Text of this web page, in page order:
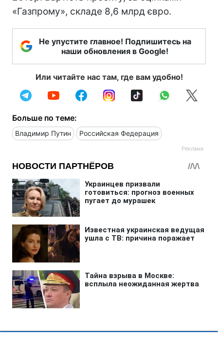
«Газпрому», складе 8,6 млрд євро.
Не упустите главное! Подпишитесь на
наши обновления в Google!
Или читайте нас там, где вам удобно!
Больше по теме:
Владимир Путин Российская Федерация